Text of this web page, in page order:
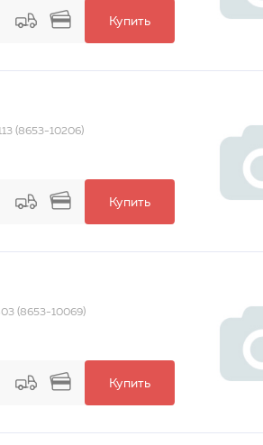
Купить
(8653-10206)
Купить
(8653-10069)
Купить